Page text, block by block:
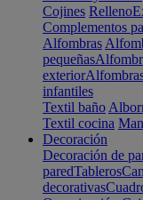
Cojines Relleno
Complementos
Alfombras
pequeñas
exterior
infantiles
Textil baño
Textil cocina
Decoración
Decoración de
paredTableros
decorativas